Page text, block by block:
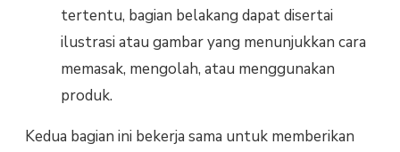
tertentu, bagian belakang dapat disertai
ilustrasi atau gambar yang menunjukkan cara
memasak, mengolah, atau menggunakan
produk.
Kedua bagian ini bekerja sama untuk memberikan